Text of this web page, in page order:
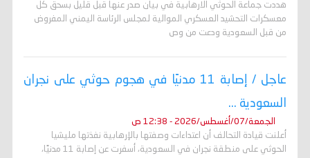
هددت جماعة الحوثي الارهابية في بيان صدر عنها قبل قليل بسحق كل
معسكرات التحشيد العسكري الموالية لمجلس الرئاسة اليمني المفروض
من قبل السعودية ودعت من وص
عاجل / إصابة 11 مدنيًا في هجوم حوثي على نجران
السعودية ...
الجمعة/07/أغسطس/2026 - 12:38 ص
أعلنت قيادة التحالف أن اعتداءات وصفتها بالإرهابية نفذتها مليشيا
الحوثي على منطقة نجران في السعودية، أسفرت عن إصابة 11 مدنيًا،